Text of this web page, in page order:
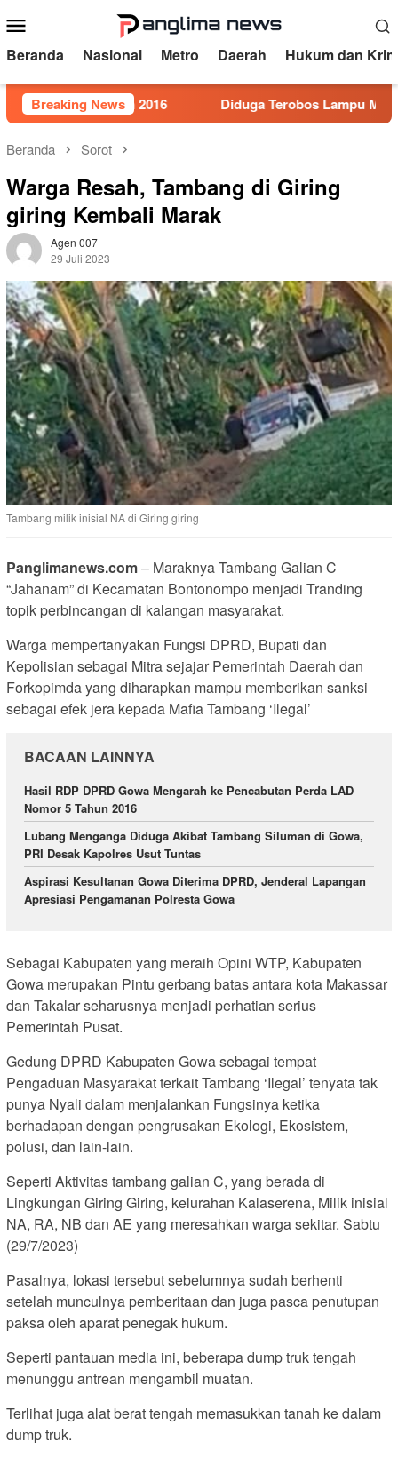
ke
kontenMobile
Beranda Nasional Metro Daerah Hukum dan
Breaking News
5 Tahun 2016 Diduga Terobos Lampu Merah,
Beranda Sorot
Warga Resah, Tambang di Giring
giring Kembali Marak
Agen 007
29 Juli 2023
Tambang milik inisial NA di Giring giring
Panglimanews.com– Maraknya Tambang Galian C
“Jahanam” di Kecamatan Bontonompo menjadi Tranding
topik perbincangan di kalangan masyarakat.
Warga mempertanyakan Fungsi DPRD, Bupati dan
Kepolisian sebagai Mitra sejajar Pemerintah Daerah dan
Forkopimda yang diharapkan mampu memberikan sanksi
sebagai efek jera kepada Mafia Tambang ‘Ilegal’
BACAAN LAINNYA
Hasil RDP DPRD Gowa Mengarah ke Pencabutan Perda LAD
Nomor 5 Tahun 2016
Lubang Menganga Diduga Akibat Tambang Siluman di Gowa,
PRI Desak Kapolres Usut Tuntas
Aspirasi Kesultanan Gowa Diterima DPRD, Jenderal Lapangan
Apresiasi Pengamanan Polresta Gowa
Sebagai Kabupaten yang meraih Opini WTP, Kabupaten
Gowa merupakan Pintu gerbang batas antara kota Makassar
dan Takalar seharusnya menjadi perhatian serius
Pemerintah Pusat.
Gedung DPRD Kabupaten Gowa sebagai tempat
Pengaduan Masyarakat terkait Tambang ‘Ilegal’ tenyata tak
punya Nyali dalam menjalankan Fungsinya ketika
berhadapan dengan pengrusakan Ekologi, Ekosistem,
polusi, dan lain-lain.
Seperti Aktivitas tambang galian C, yang berada di
Lingkungan Giring Giring, kelurahan Kalaserena, Milik inisial
NA, RA, NB dan AE yang meresahkan warga sekitar. Sabtu
(29/7/2023)
Pasalnya, lokasi tersebut sebelumnya sudah berhenti
setelah munculnya pemberitaan dan juga pasca penutupan
paksa oleh aparat penegak hukum.
Seperti pantauan media ini, beberapa dump truk tengah
menunggu antrean mengambil muatan.
Terlihat juga alat berat tengah memasukkan tanah ke dalam
dump truk.